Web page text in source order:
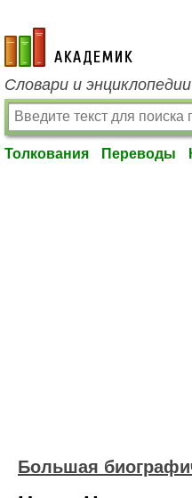
academic.ru
Словари и
Толкования Переводы
Большая